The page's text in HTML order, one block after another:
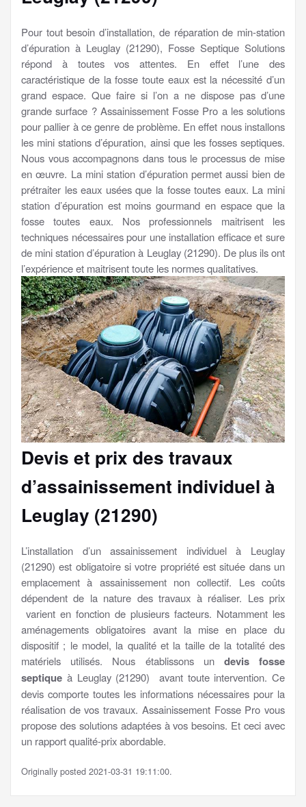
Pour tout besoin d’installation, de réparation de min-station
d’épuration à Leuglay (21290), Fosse Septique Solutions
répond à toutes vos attentes. En effet l’une des
caractéristique de la fosse toute eaux est la nécessité d’un
grand espace. Que faire si l’on a ne dispose pas d’une
grande surface ? Assainissement Fosse Pro a les solutions
pour pallier à ce genre de problème. En effet nous installons
les mini stations d’épuration, ainsi que les fosses septiques.
Nous vous accompagnons dans tous le processus de mise
en œuvre. La mini station d’épuration permet aussi bien de
prétraiter les eaux usées que la fosse toutes eaux. La mini
station d’épuration est moins gourmand en espace que la
fosse toutes eaux. Nos professionnels maitrisent les
techniques nécessaires pour une installation efficace et sure
de mini station d’épuration à Leuglay (21290). De plus ils ont
l’expérience et maitrisent toute les normes qualitatives.
Devis et prix des travaux
d’assainissement individuel à
Leuglay (21290)
L’installation d’un assainissement individuel à Leuglay
(21290) est obligatoire si votre propriété est située dans un
emplacement à assainissement non collectif. Les coûts
dépendent de la nature des travaux à réaliser. Les prix
varient en fonction de plusieurs facteurs. Notamment les
aménagements obligatoires avant la mise en place du
dispositif ; le model, la qualité et la taille de la totalité des
matériels utilisés. Nous établissons un devis fosse
septique à Leuglay (21290) avant toute intervention. Ce
devis comporte toutes les informations nécessaires pour la
réalisation de vos travaux. Assainissement Fosse Pro vous
propose des solutions adaptées à vos besoins. Et ceci avec
un rapport qualité-prix abordable.
Originally posted 2021-03-31 19:11:00.